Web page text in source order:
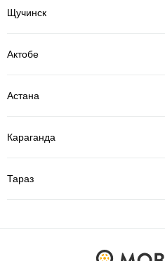
Щучинск
Актобе
Астана
Караганда
Тараз